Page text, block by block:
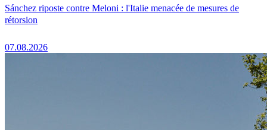
Sánchez riposte contre Meloni : l'Italie menacée de mesures de
rétorsion
07.08.2026